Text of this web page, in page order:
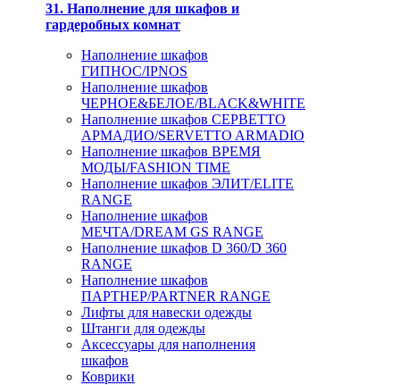
31. Наполнение для шкафов и
гардеробных комнат
Наполнение шкафов
ГИПНОС/IPNOS
Наполнение шкафов
ЧЕРНОЕ&БЕЛОЕ/BLACK&WHITE
Наполнение шкафов СЕРВЕТТО
АРМАДИО/SERVETTO ARMADIO
Наполнение шкафов ВРЕМЯ
МОДЫ/FASHION TIME
Наполнение шкафов ЭЛИТ/ELITE
RANGE
Наполнение шкафов
МЕЧТА/DREAM GS RANGE
Наполнение шкафов D 360/D 360
RANGE
Наполнение шкафов
ПАРТНЕР/PARTNER RANGE
Лифты для навески одежды
Штанги для одежды
Аксессуары для наполнения
шкафов
Коврики